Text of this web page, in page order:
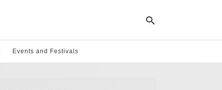
Events and Festivals